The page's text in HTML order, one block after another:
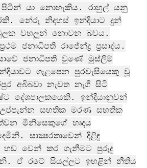
පිටින් යා නොහැකිය. රාහුල් යනු
නේරු නිදහස් ඉන්දියාට දුන්
වහලූන් නොවන බවය.
ජනාධිපති රාජේන්ද්‍ර ප‍්‍රසාද්ය.
ජනාධිපති වුණේ මුස්ලිම්
ගැළපෙන පුරවැසියෙකු වූ
අබිබවා නැවත නැගී සිටි
දේශපාලකයෙකි. ඉන්දියානුවන්
සහතික මරණ සහතික
මිනිසෙකුගේ හෘදය
සාක්‍ෂරතාවෙන් දිළිඳු
හඬ වෙන් කර ගැනීමට පුරුදු
ඒ රටේ සියල්ලට ඉහළින් නීතිය